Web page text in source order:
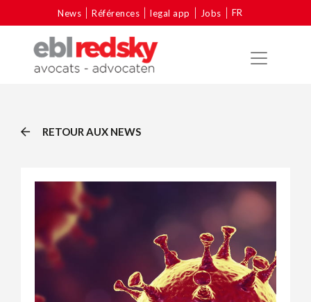
News Références legal app Jobs FR
RETOUR AUX NEWS